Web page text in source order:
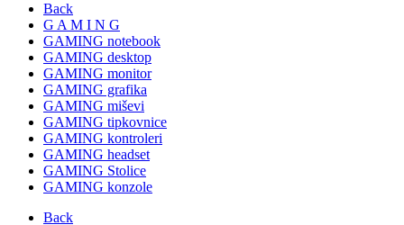
Back
G A M I N G
GAMING notebook
GAMING desktop
GAMING monitor
GAMING grafika
GAMING miševi
GAMING tipkovnice
GAMING kontroleri
GAMING headset
GAMING Stolice
GAMING konzole
Back